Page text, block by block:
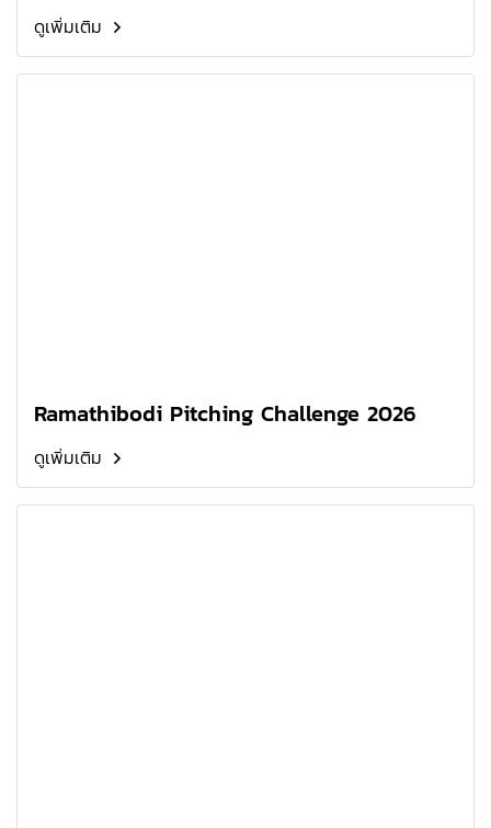
ดูเพิ่มเติม
Ramathibodi Pitching Challenge 2026
ดูเพิ่มเติม